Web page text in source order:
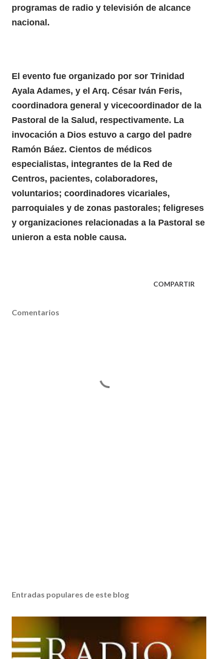
programas de radio y televisión de alcance
nacional.
El evento fue organizado por sor Trinidad
Ayala Adames, y el Arq. César Iván Feris,
coordinadora general y vicecoordinador de la
Pastoral de la Salud, respectivamente. La
invocación a Dios estuvo a cargo del padre
Ramón Báez. Cientos de médicos
especialistas, integrantes de la Red de
Centros, pacientes, colaboradores,
voluntarios; coordinadores vicariales,
parroquiales y de zonas pastorales; feligreses
y organizaciones relacionadas a la Pastoral se
unieron a esta noble causa.
COMPARTIR
Comentarios
Entradas populares de este blog